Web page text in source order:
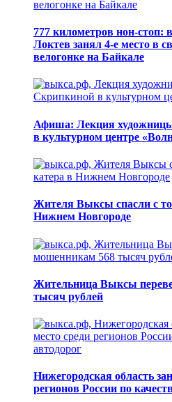
777 километров нон-стоп:
Локтев занял 4-е место в
велогонке на Байкале
Афиша: Лекция
в культурном центре
Жителя Выксы спасли с
Нижнем Новгороде
Жительница Выксы
тысяч рублей
Нижегородская область
регионов России по